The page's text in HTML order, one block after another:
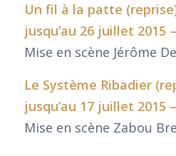
Un fil à la patte
jusqu’au 26 juillet 2015
Mise en scène Jérôme
Le Système Ribadier
jusqu’au 17 juillet 2015
Mise en scène Zabou